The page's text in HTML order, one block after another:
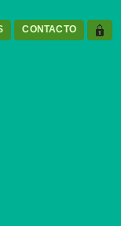
CONTACTO